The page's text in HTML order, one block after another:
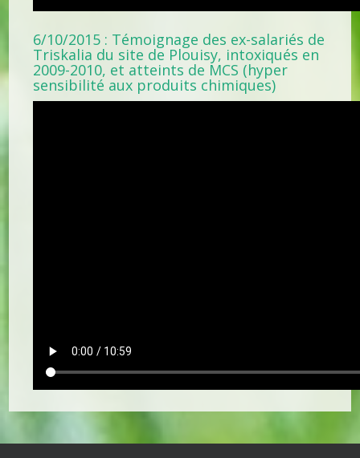
6/10/2015 : Témoignage des ex-salariés de
Triskalia du site de Plouisy, intoxiqués en
2009-2010, et atteints de MCS (hyper
sensibilité aux produits chimiques)